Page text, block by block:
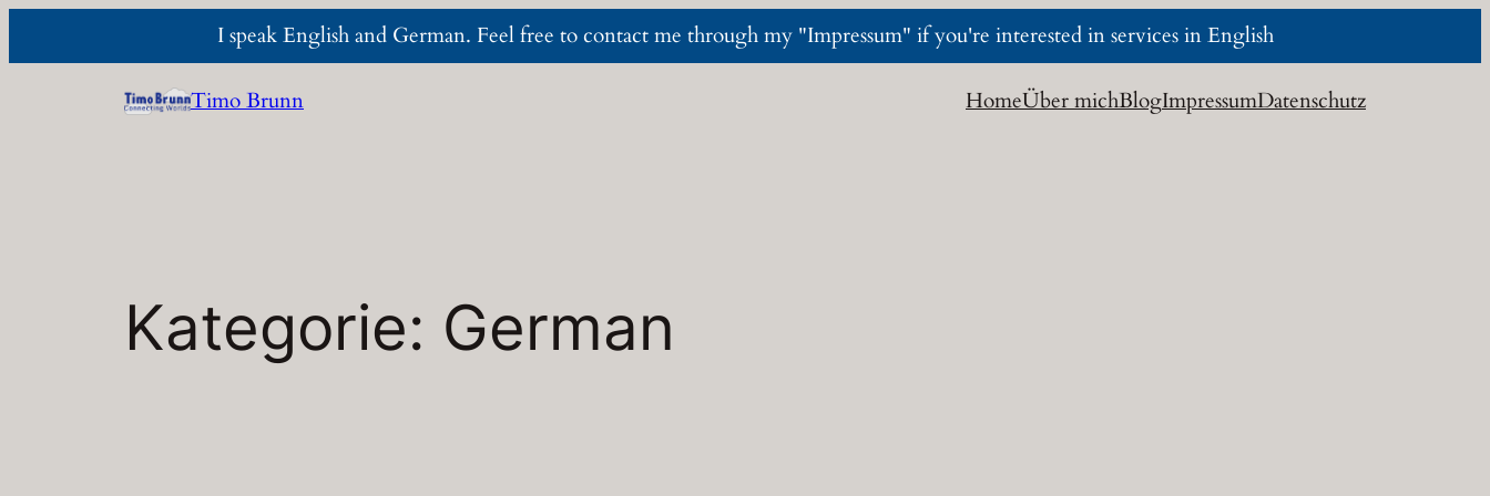
I speak English and German. Feel free to contact me through my "Impressum" if you're interested in services in English
Timo Brunn HomeÜber michBlogImpressumDatenschutz
Kategorie: German